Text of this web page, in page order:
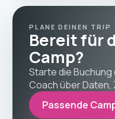
PLANE DEINEN TRIP
Bereit für
Camp?
Starte die
Coach über Daten,
Passende